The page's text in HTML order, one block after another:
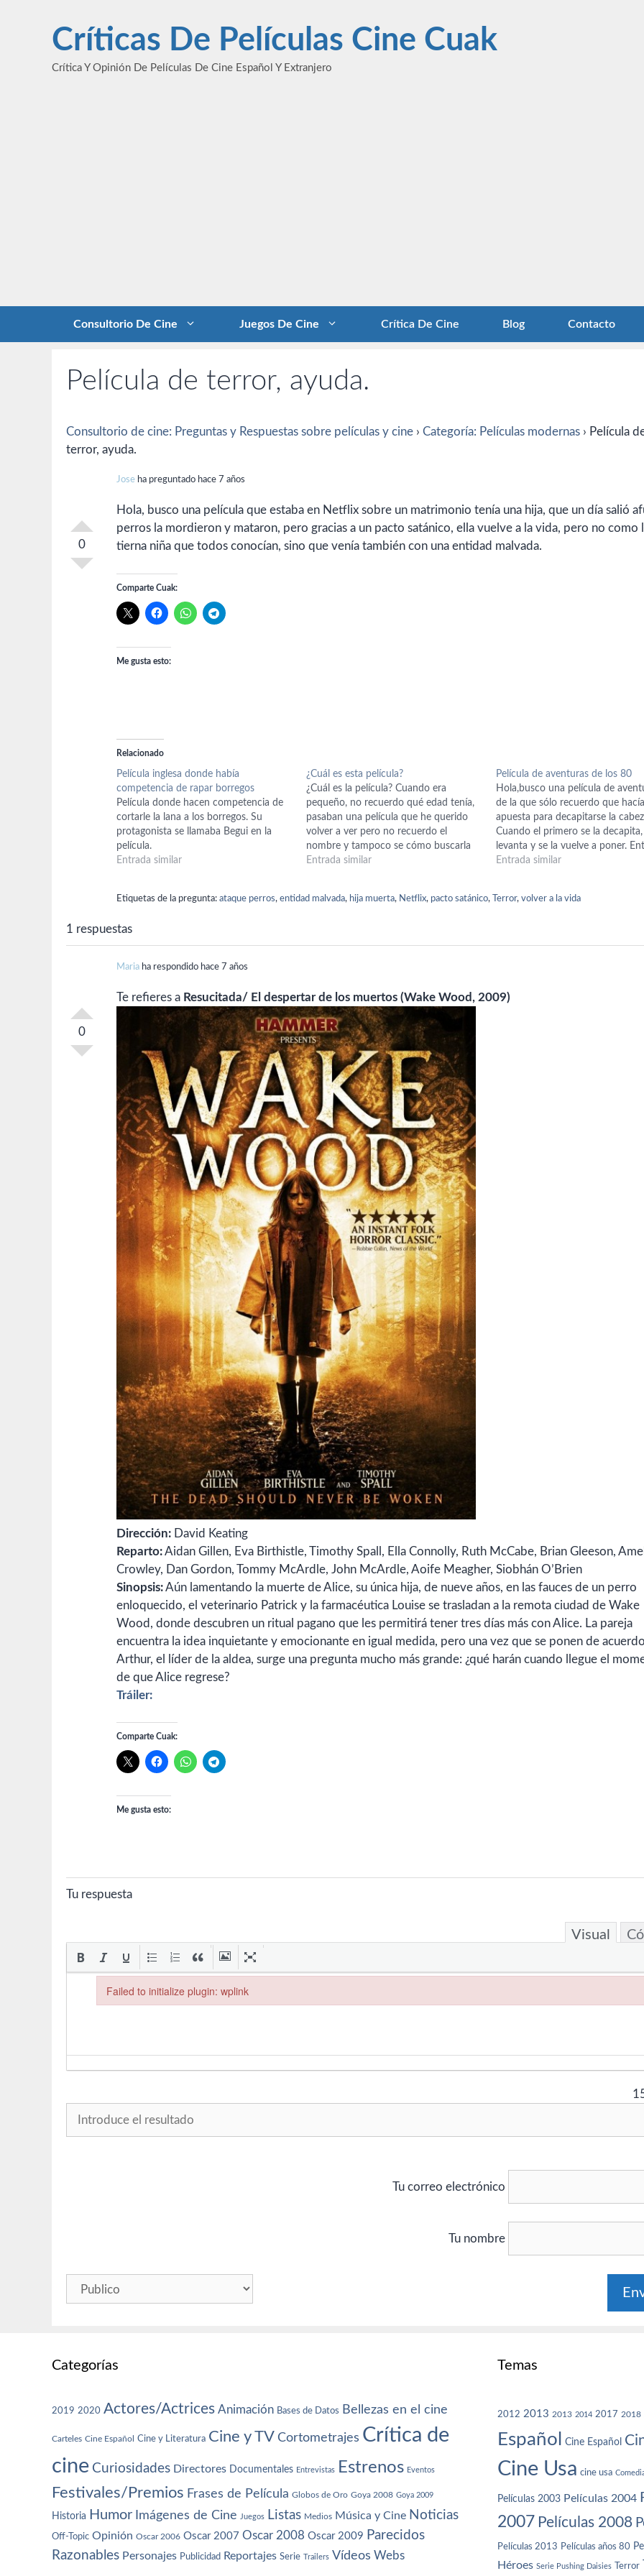
contenidoCríticas De Películas Cine Cuak
Crítica Y Opinión De Películas De Cine Español Y Extranjero
Consultorio De Cine Juegos De Cine Crítica De Cine Blog Contacto
Película de terror, ayuda.
Consultorio de cine: Preguntas y Respuestas sobre películas y cine › Categoría: Películas modernas › Película
terror, ayuda.
0
Jose ha preguntado hace 7 años
Hola, busco una película que estaba en Netflix sobre un matrimonio tenía una hija, que un día salió
perros la mordieron y mataron, pero gracias a un pacto satánico, ella vuelve a la vida, pero no como
tierna niña que todos conocían, sino que venía también con una entidad malvada.
Comparte Cuak:
Me gusta esto:
Relacionado
Película inglesa donde había
competencia de rapar borregos
Película donde hacen competencia de
cortarle la lana a los borregos. Su
protagonista se llamaba Begui en la
película.
Entrada similar
¿Cuál es esta película?
¿Cuál es la película? Cuando era
pequeño, no recuerdo qué edad tenía,
pasaban una película que he querido
volver a ver pero no recuerdo el
nombre y tampoco se cómo buscarla
en Google. Lo poco que recuerdo de
Entrada similar
Película de aventuras de los 80
Hola,busco una película de
de la que sólo recuerdo que
apuesta para decapitarse la
Cuando el primero se la decapita,
levanta y se la vuelve a poner.
el que es el héroe de la película
Entrada similar
Etiquetas de la pregunta: ataque perros, entidad malvada, hija muerta, Netflix, pacto satánico, Terror, volver a la vida
1 respuestas
0
Maria ha respondido hace 7 años
Te refieres a Resucitada/ El despertar de los muertos (Wake Wood, 2009)
Dirección: David Keating
Reparto:Aidan Gillen, Eva Birthistle, Timothy Spall, Ella Connolly, Ruth McCabe, Brian Gleeson,
Crowley, Dan Gordon, Tommy McArdle, John McArdle, Aoife Meagher, Siobhán O’Brien
Sinopsis:Aún lamentando la muerte de Alice, su única hija, de nueve años, en las fauces de un perro
enloquecido, el veterinario Patrick y la farmacéutica Louise se trasladan a la remota ciudad de Wake
Wood, donde descubren un ritual pagano que les permitirá tener tres días más con Alice. La pareja
encuentra la idea inquietante y emocionante en igual medida, pero una vez que se ponen de
Arthur, el líder de la aldea, surge una pregunta mucho más grande: ¿qué harán cuando llegue el
de que Alice regrese?
Tráiler:
Comparte Cuak:
Me gusta esto:
Tu respuesta
Visual
Tu correo electrónico
Tu nombre
Categorías
2019 2020 Actores/Actrices Animación Bases de Datos Bellezas en el cine
Carteles Cine Español Cine y Literatura Cine y TV Cortometrajes Crítica de
cine Curiosidades Directores Documentales Entrevistas Estrenos Eventos
Festivales/Premios Frases de Película Globos de Oro Goya 2008 Goya 2009
Historia Humor Imágenes de Cine Juegos Listas Medios Música y Cine Noticias
Off-Topic Opinión Oscar 2006 Oscar 2007 Oscar 2008 Oscar 2009 Parecidos
Razonables Personajes Publicidad Reportajes Serie Trailers Vídeos Webs
Temas
2012 2013 2013 2014 2017 2018
Español
Cine Español
Cine Usa cine usa
Películas 2003 Películas 2004
2007 Películas 2008
Películas 2013 Películas años 80
Héroes Serie Pushing Daisies Terror
Failed to initialize plugin: wplink
Failed to initialize plugin: wplink